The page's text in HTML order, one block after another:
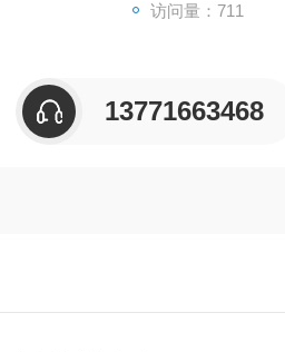
访问量：711
13771663468